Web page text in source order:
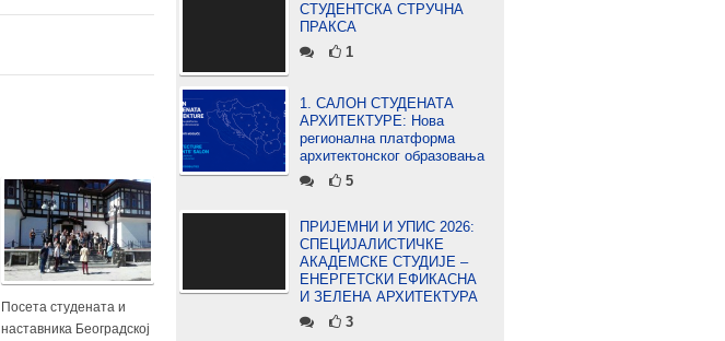
Посета студената и
наставника Београдској
СТУДЕНТСКА СТРУЧНА
ПРАКСА
1
1. САЛОН СТУДЕНАТА
АРХИТЕКТУРЕ: Нова
регионална платформа
архитектонског образовања
5
ПРИЈЕМНИ И УПИС 2026:
СПЕЦИЈАЛИСТИЧКЕ
АКАДЕМСКЕ СТУДИЈЕ –
ЕНЕРГЕТСКИ ЕФИКАСНА
И ЗЕЛЕНА АРХИТЕКТУРА
3